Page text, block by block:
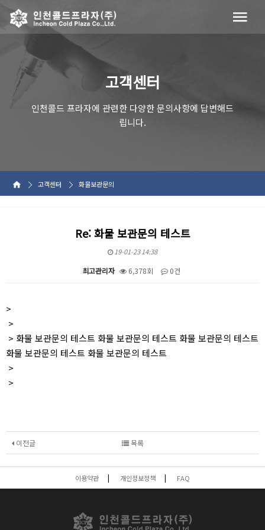
고객센터
인천콜드 프라자에 관련한 다양한 문의사항에 답변해드
립니다.
고객센터 화물보관문의
Re: 화물 보관문의 테스트
19-01-23 14:38
최고관리자 6,378회 0건
>
>
> 화물 보관문의 테스트 화물 보관문의 테스트 화물 보관문의 테스트
화물 보관문의 테스트 화물 보관문의 테스트
>
>
이전글 목록
이용약관 개인정보정책 FAQ